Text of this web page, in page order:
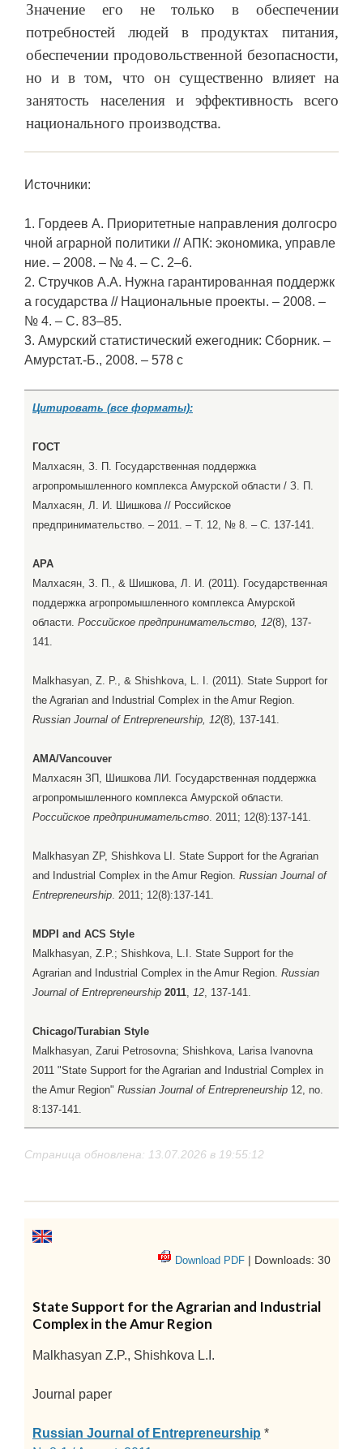
Значение его не только в обеспечении
потребностей людей в продуктах питания,
обеспечении продовольственной безопасности,
но и в том, что он существенно влияет на
занятость населения и эффективность всего
национального производства.
Источники:
1. Гордеев А. Приоритетные направления долгосро
чной аграрной политики // АПК: экономика, управле
ние. – 2008. – № 4. – С. 2–6.
2. Стручков А.А. Нужна гарантированная поддержк
а государства // Национальные проекты. – 2008. –
№ 4. – С. 83–85.
3. Амурский статистический ежегодник: Сборник. –
Амурстат.-Б., 2008. – 578 с
Цитировать (все форматы):
ГОСТ
Малхасян, З. П. Государственная поддержка
агропромышленного комплекса Амурской области / З. П.
Малхасян, Л. И. Шишкова // Российское
предпринимательство. – 2011. – Т. 12, № 8. – С. 137-141.
APA
Малхасян, З. П., & Шишкова, Л. И. (2011). Государственная
поддержка агропромышленного комплекса Амурской
области. Российское предпринимательство, 12(8), 137-
141.
Malkhasyan, Z. P., & Shishkova, L. I. (2011). State Support for
the Agrarian and Industrial Complex in the Amur Region.
Russian Journal of Entrepreneurship, 12(8), 137-141.
AMA/Vancouver
Малхасян ЗП, Шишкова ЛИ. Государственная поддержка
агропромышленного комплекса Амурской области.
Российское предпринимательство. 2011; 12(8):137-141.
Malkhasyan ZP, Shishkova LI. State Support for the Agrarian
and Industrial Complex in the Amur Region. Russian Journal of
Entrepreneurship. 2011; 12(8):137-141.
MDPI and ACS Style
Malkhasyan, Z.P.; Shishkova, L.I. State Support for the
Agrarian and Industrial Complex in the Amur Region. Russian
Journal of Entrepreneurship 2011, 12, 137-141.
Chicago/Turabian Style
Malkhasyan, Zarui Petrosovna; Shishkova, Larisa Ivanovna
2011 "State Support for the Agrarian and Industrial Complex in
the Amur Region" Russian Journal of Entrepreneurship 12, no.
8:137-141.
Страница обновлена: 13.07.2026 в 19:55:12
Download PDF | Downloads: 30
State Support for the Agrarian and Industrial
Complex in the Amur Region
Malkhasyan Z.P., Shishkova L.I.
Journal paper
Russian Journal of Entrepreneurship *